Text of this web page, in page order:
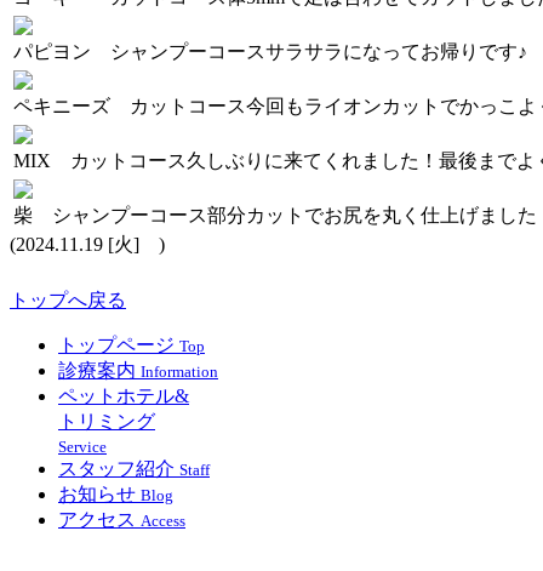
パピヨン シャンプーコースサラサラになってお帰りです♪
ペキニーズ カットコース今回もライオンカットでかっこよ
MIX カットコース久しぶりに来てくれました！最後まで
柴 シャンプーコース部分カットでお尻を丸く仕上げました
(2024.11.19 [火] )
トップへ戻る
トップページ Top
診療案内 Information
ペットホテル&
トリミング
Service
スタッフ紹介 Staff
お知らせ Blog
アクセス Access